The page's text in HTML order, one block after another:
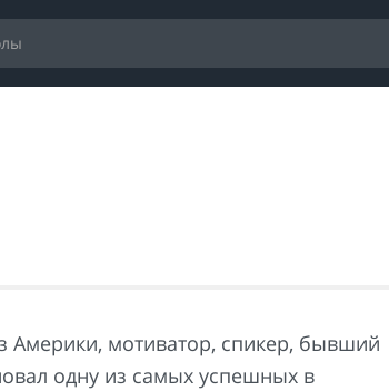
Америки, мотиватор, спикер, бывший
одну из самых успешных в